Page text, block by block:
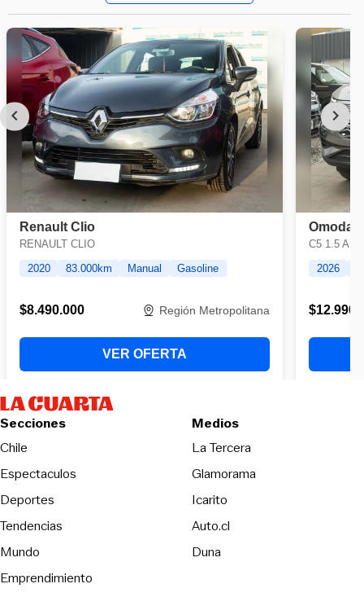
Secciones
Chile
Espectaculos
Deportes
Tendencias
Mundo
Emprendimiento
Medios
La Tercera
Glamorama
Icarito
Auto.cl
Duna